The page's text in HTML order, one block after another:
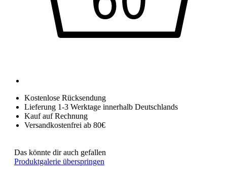
Kostenlose Rücksendung
Lieferung 1-3 Werktage innerhalb Deutschlands
Kauf auf Rechnung
Versandkostenfrei ab 80€
Das könnte dir auch gefallen
Produktgalerie überspringen